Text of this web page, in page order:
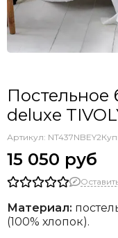
Постельное
deluxe
Артикул: NT437NBEY2
15 050 руб
Материал:
(100% хлопок).